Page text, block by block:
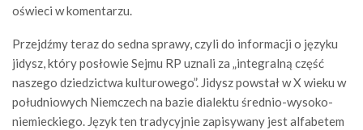
oświeci w komentarzu.
Przejdźmy teraz do sedna sprawy, czyli do informacji o języku
jidysz, który posłowie Sejmu RP uznali za „integralną część
naszego dziedzictwa kulturowego”. Jidysz powstał w X wieku w
południowych Niemczech na bazie dialektu średnio-wysoko-
niemieckiego. Język ten tradycyjnie zapisywany jest alfabetem